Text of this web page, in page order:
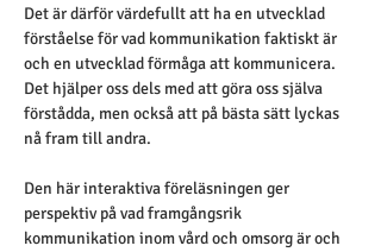
Det är därför värdefullt att ha en utvecklad
förståelse för vad kommunikation faktiskt är
och en utvecklad förmåga att kommunicera.
Det hjälper oss dels med att göra oss själva
förstådda, men också att på bästa sätt lyckas
nå fram till andra.
Den här interaktiva föreläsningen ger
perspektiv på vad framgångsrik
kommunikation inom vård och omsorg är och